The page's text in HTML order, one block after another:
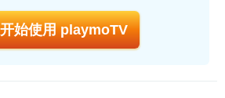
始使用 playmoTV